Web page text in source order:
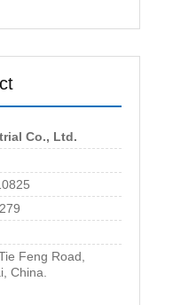
Co., Ltd.
Feng Road,
China.